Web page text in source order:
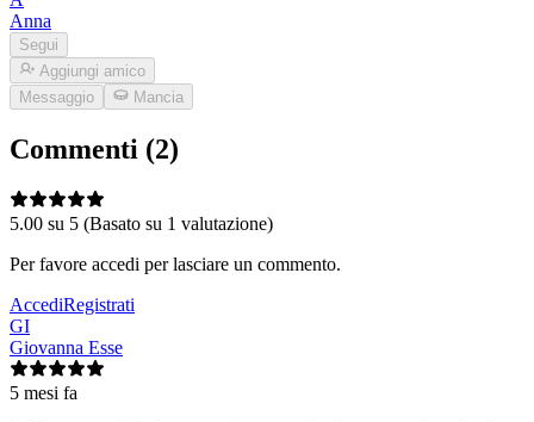
Anna
Segui
Aggiungi amico
Messaggio
Mancia
Commenti (2)
5.00 su 5 (Basato su 1 valutazione)
Per favore accedi per lasciare un commento.
AccediRegistrati
GI
Giovanna Esse
5 mesi fa